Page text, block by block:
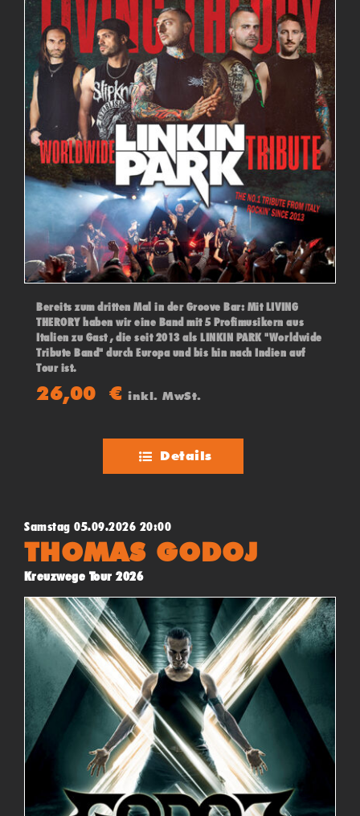
Bereits zum dritten Mal in der Groove Bar: Mit LIVING
THERORY haben wir eine Band mit 5 Profimusikern aus
Italien zu Gast , die seit 2013 als LINKIN PARK "Worldwide
Tribute Band" durch Europa und bis hin nach Indien auf
Tour ist.
Detail! LIVING THEORY bringen Linkin Park auf dem Punkt
26,00€ inkl. MwSt.
Details
Samstag 05.09.2026 20:00
THOMAS GODOJ
Kreuzwege Tour 2026